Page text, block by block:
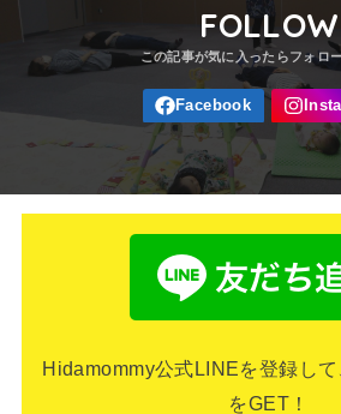
FOLLOW
Hidamommy公式LINEを登録し
をGET！